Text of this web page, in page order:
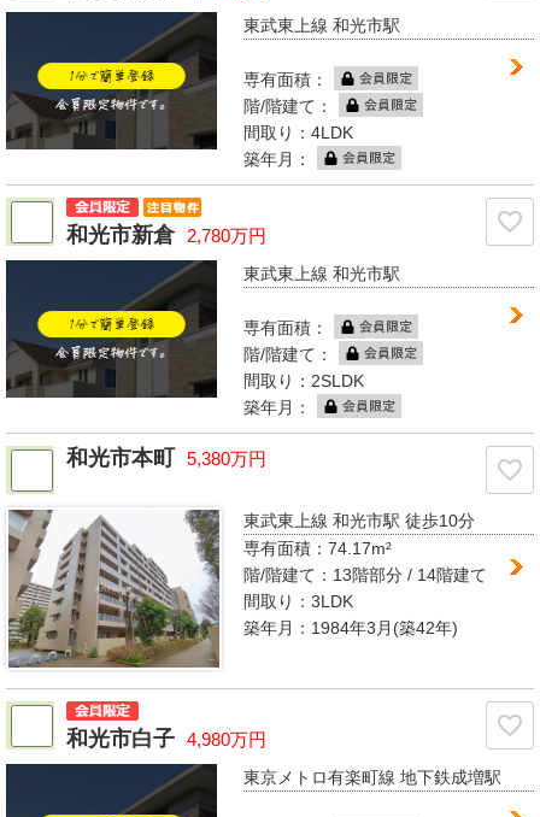
東武東上線 和光市駅
専有面積：
階/階建て：
間取り：4LDK
築年月：
和光市新倉 2,780万円
東武東上線 和光市駅
専有面積：
階/階建て：
間取り：2SLDK
築年月：
和光市本町 5,380万円
東武東上線 和光市駅徒歩10分
専有面積：74.17m²
階/階建て： 13階部分 / 14階建て
間取り：3LDK
築年月：1984年3月(築42年)
和光市白子 4,980万円
東京メトロ有楽町線 地下鉄成増駅